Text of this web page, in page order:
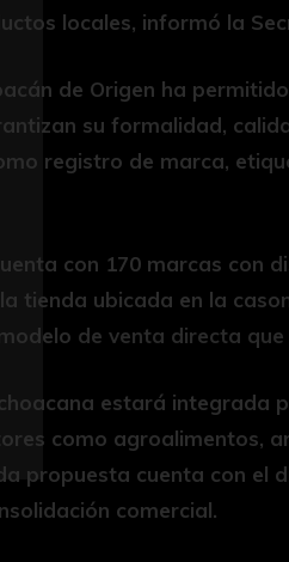
locales, informó la
de Origen ha
su formalidad,
registro de marca,
con 170 marcas con
tienda ubicada en la
de venta directa
estará integrada
como agroalimentos,
propuesta cuenta con el
comercial.